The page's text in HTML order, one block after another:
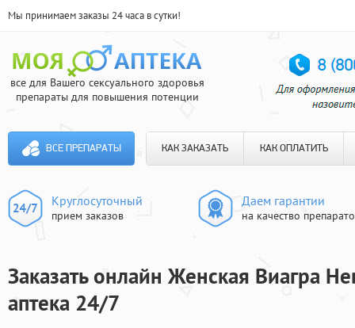
Мы принимаем заказы 24 часа в сутки!
все для Вашего сексуального здоровья
препараты для повышения потенции
ВСЕ ПРЕПАРАТЫ КАК ЗАКАЗАТЬ КАК ОПЛАТИТЬ
Круглосуточный
прием заказов
Даем гарантии
на качество
Заказать онлайн Женская Виагра
аптека 24/7